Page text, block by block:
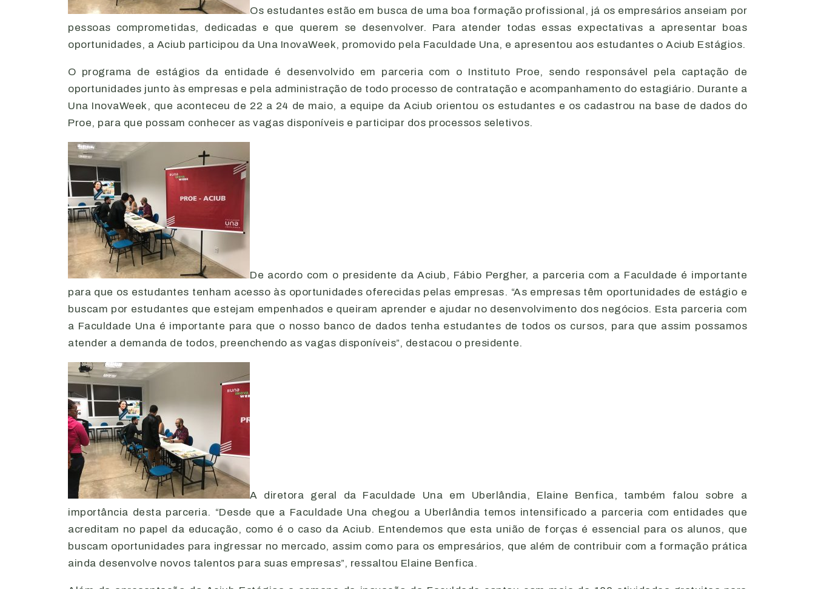
Os estudantes estão em busca de uma boa formação profissional, já os empresários anseiam por
pessoas comprometidas, dedicadas e que querem se desenvolver. Para atender todas essas expectativas a apresentar boas
oportunidades, a Aciub participou da Una InovaWeek, promovido pela Faculdade Una, e apresentou aos estudantes o Aciub Estágios.
O programa de estágios da entidade é desenvolvido em parceria com o Instituto Proe, sendo responsável pela captação de
oportunidades junto às empresas e pela administração de todo processo de contratação e acompanhamento do estagiário. Durante a
Una InovaWeek, que aconteceu de 22 a 24 de maio, a equipe da Aciub orientou os estudantes e os cadastrou na base de dados do
Proe, para que possam conhecer as vagas disponíveis e participar dos processos seletivos.
De acordo com o presidente da Aciub, Fábio Pergher, a parceria com a Faculdade é importante
para que os estudantes tenham acesso às oportunidades oferecidas pelas empresas. “As empresas têm oportunidades de estágio e
buscam por estudantes que estejam empenhados e queiram aprender e ajudar no desenvolvimento dos negócios. Esta parceria com
a Faculdade Una é importante para que o nosso banco de dados tenha estudantes de todos os cursos, para que assim possamos
atender a demanda de todos, preenchendo as vagas disponíveis”, destacou o presidente.
A diretora geral da Faculdade Una em Uberlândia, Elaine Benfica, também falou sobre a
importância desta parceria. “Desde que a Faculdade Una chegou a Uberlândia temos intensificado a parceria com entidades que
acreditam no papel da educação, como é o caso da Aciub. Entendemos que esta união de forças é essencial para os alunos, que
buscam oportunidades para ingressar no mercado, assim como para os empresários, que além de contribuir com a formação prática
ainda desenvolve novos talentos para suas empresas”, ressaltou Elaine Benfica.